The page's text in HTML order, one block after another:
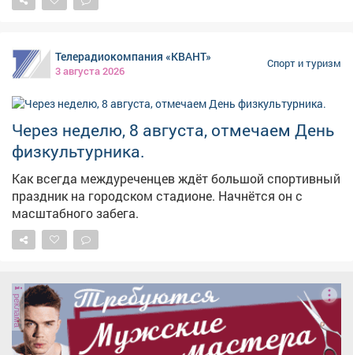
Телерадиокомпания «КВАНТ»
3 августа 2026
Спорт и туризм
Через неделю, 8 августа, отмечаем День
физкультурника.
Как всегда междуреченцев ждёт большой спортивный
праздник на городском стадионе. Начнётся он с
масштабного забега.
реклама